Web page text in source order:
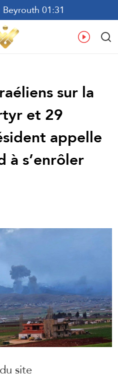
Beyrouth 01:31
ع
sur la
et 29
appelle
à s’enrôler
site